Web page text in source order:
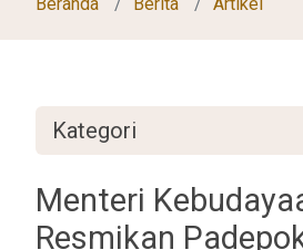
Kategori
Menteri
Resmikan